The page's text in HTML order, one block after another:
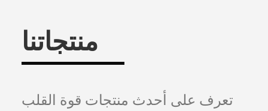
منتجاتنا
تعرف على أحدث منتجات قوة القلب